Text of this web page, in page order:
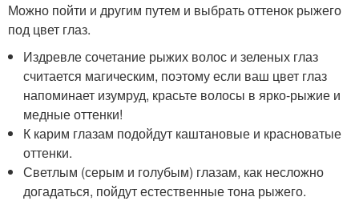
Можно пойти и другим путем и выбрать оттенок рыжего
под цвет глаз.
Издревле сочетание рыжих волос и зеленых глаз
считается магическим, поэтому если ваш цвет глаз
напоминает изумруд, красьте волосы в ярко-рыжие и
медные оттенки!
К карим глазам подойдут каштановые и красноватые
оттенки.
Светлым (серым и голубым) глазам, как несложно
догадаться, пойдут естественные тона рыжего.